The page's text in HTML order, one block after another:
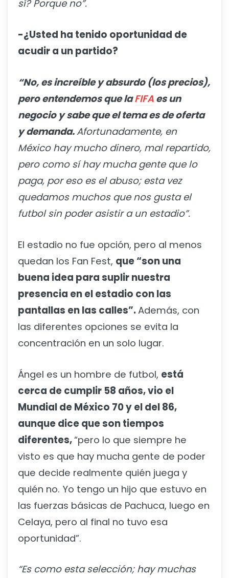
sí? Porque no”.
-¿Usted ha tenido oportunidad de
acudir a un partido?
“No, es increíble y absurdo (los precios),
pero entendemos que laFIFA es un
negocio y sabe que el tema es de oferta
y demanda.Afortunadamente, en
México hay mucho dinero, mal repartido,
pero como sí hay mucha gente que lo
paga, por eso es el abuso; esta vez
quedamos muchos que nos gusta el
futbol sin poder asistir a un estadio”.
El estadio no fue opción, pero al menos
quedan los Fan Fest, que “son una
buena idea para suplir nuestra
presencia en el estadio con las
pantallas en las calles”.Además, con
las diferentes opciones se evita la
concentración en un solo lugar.
Ángel es un hombre de futbol, está
cerca de cumplir 58 años, vio el
Mundial de México 70 y el del 86,
aunque dice que son tiempos
diferentes,“pero lo que siempre he
visto es que hay mucha gente de poder
que decide realmente quién juega y
quién no. Yo tengo un hijo que estuvo en
las fuerzas básicas de Pachuca, luego en
Celaya, pero al final no tuvo esa
oportunidad”.
“Es como esta selección; hay muchas